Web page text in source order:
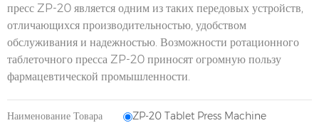
пресс ZP-20 является одним из таких передовых устройств,
отличающихся производительностью, удобством
обслуживания и надежностью. Возможности ротационного
таблеточного пресса ZP-20 приносят огромную пользу
фармацевтической промышленности.
Наименование Товара
ZP-20 Tablet Press Machine